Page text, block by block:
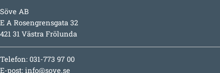
Söve AB
E A Rosengrensgata 32
421 31 Västra Frölunda
Telefon: 031-773 97 00
E-post: info@sove.se